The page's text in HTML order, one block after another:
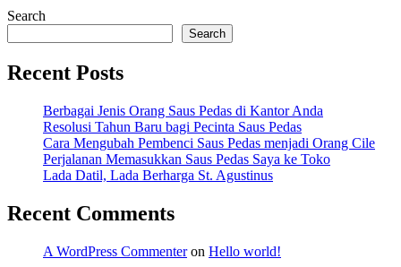
Search
Search
Recent Posts
Berbagai Jenis Orang Saus Pedas di Kantor Anda
Resolusi Tahun Baru bagi Pecinta Saus Pedas
Cara Mengubah Pembenci Saus Pedas menjadi Orang Cile
Perjalanan Memasukkan Saus Pedas Saya ke Toko
Lada Datil, Lada Berharga St. Agustinus
Recent Comments
A WordPress Commenteron Hello world!